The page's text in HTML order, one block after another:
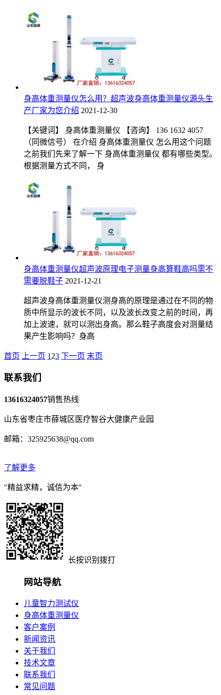
身高体重测量仪怎么用？超声波身高体重测量仪源头生
产厂家为您介绍 2021-12-30
【关键词】 身高体重测量仪 【咨询】 136 1632 4057
（同微信号） 在介绍 身高体重测量仪 怎么用这个问题
之前我们先来了解一下 身高体重测量仪 都有哪些类型。
根据测量方式不同， 身
身高体重测量仪超声波原理电子测量身高算鞋高吗需不
需要脱鞋子 2021-12-21
超声波身高体重测量仪测身高的原理是通过在不同的物
质中所显示的波长不同，以及波长改变之前的时间，再
加上波速，就可以测出身高。那么鞋子高度会对测量结
果产生影响吗？身高
首页 上一页 1 23 下一页 末页
联系我们
13616324057销售热线
山东省枣庄市薛城区医疗智谷大健康产业园
邮箱：325925638@qq.com
了解更多
"精益求精，诚信为本"
长按识别拨打
网站导航
儿童智力测试仪
身高体重测量仪
客户案例
新闻资讯
关于我们
技术文章
联系我们
常见问题